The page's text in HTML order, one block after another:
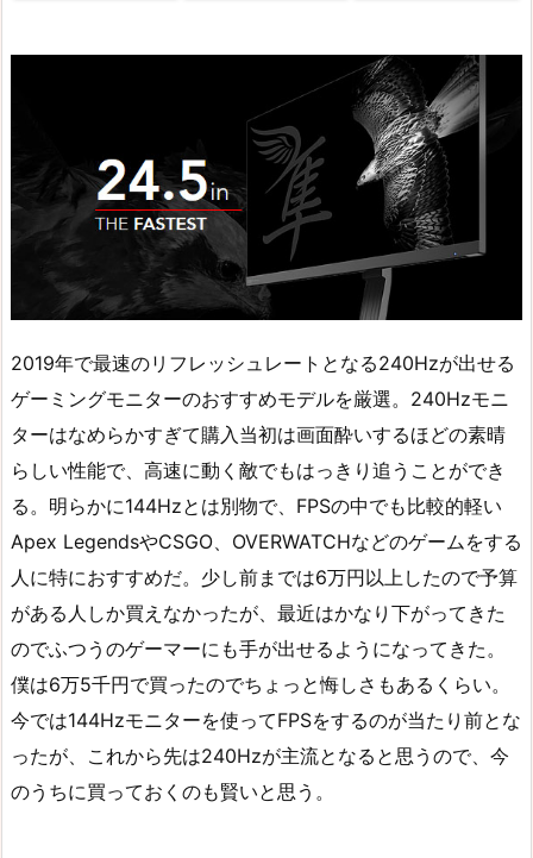
2019年で最速のリフレッシュレートとなる240Hzが出せる
ゲーミングモニターのおすすめモデルを厳選。240Hzモニ
ターはなめらかすぎて購入当初は画面酔いするほどの素晴
らしい性能で、高速に動く敵でもはっきり追うことができ
る。明らかに144Hzとは別物で、FPSの中でも比較的軽い
Apex LegendsやCSGO、OVERWATCHなどのゲームをする
人に特におすすめだ。少し前までは6万円以上したので予算
がある人しか買えなかったが、最近はかなり下がってきた
のでふつうのゲーマーにも手が出せるようになってきた。
僕は6万5千円で買ったのでちょっと悔しさもあるくらい。
今では144Hzモニターを使ってFPSをするのが当たり前とな
ったが、これから先は240Hzが主流となると思うので、今
のうちに買っておくのも賢いと思う。